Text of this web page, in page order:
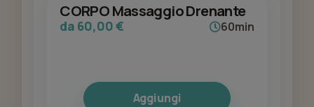
CORPO Massaggio Drenante
da 60,00 € 60min
Aggiungi